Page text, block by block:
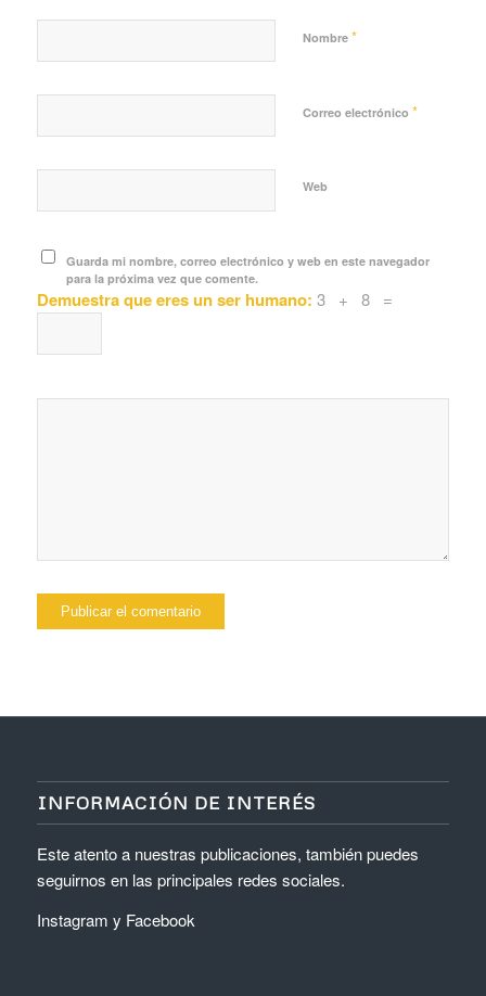
Nombre *
Correo electrónico *
Web
Guarda mi nombre, correo electrónico y web en este navegador
para la próxima vez que comente.
Demuestra que eres un ser humano: 3 + 8 =
INFORMACIÓN DE INTERÉS
Este atento a nuestras publicaciones, también puedes
seguirnos en las principales redes sociales.
Instagram y Facebook